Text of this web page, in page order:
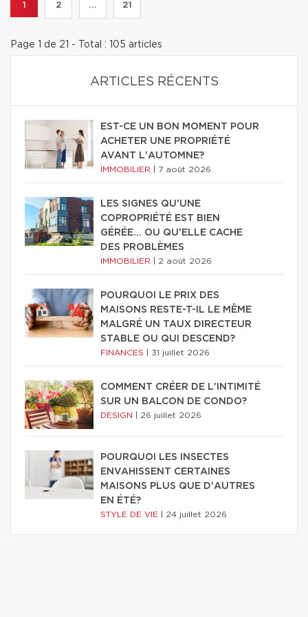
1 2 ... 21
Page 1 de 21 - Total : 105 articles
ARTICLES RÉCENTS
EST-CE UN BON MOMENT POUR
ACHETER UNE PROPRIÉTÉ
AVANT L'AUTOMNE?
IMMOBILIER 7 août 2026
LES SIGNES QU'UNE
COPROPRIÉTÉ EST BIEN
GÉRÉE… OU QU'ELLE CACHE
DES PROBLÈMES
IMMOBILIER 2 août 2026
POURQUOI LE PRIX DES
MAISONS RESTE-T-IL LE MÊME
MALGRÉ UN TAUX DIRECTEUR
STABLE OU QUI DESCEND?
FINANCES 31 juillet 2026
COMMENT CRÉER DE L'INTIMITÉ
SUR UN BALCON DE CONDO?
DESIGN 26 juillet 2026
POURQUOI LES INSECTES
ENVAHISSENT CERTAINES
MAISONS PLUS QUE D'AUTRES
EN ÉTÉ?
STYLE DE VIE 24 juillet 2026